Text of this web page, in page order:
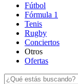
Fútbol
Fórmula 1
Tenis
Rugby
Conciertos
Otros
Ofertas